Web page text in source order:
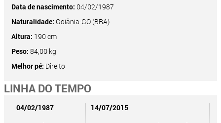
Data de nascimento: 04/02/1987
Naturalidade: Goiânia-GO (BRA)
Altura: 190 cm
Peso: 84,00 kg
Melhor pé: Direito
LINHA DO TEMPO
04/02/1987
14/07/2015